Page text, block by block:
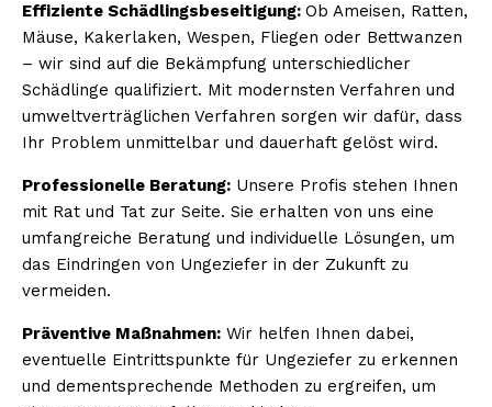
Effiziente Schädlingsbeseitigung: Ob Ameisen, Ratten,
Mäuse, Kakerlaken, Wespen, Fliegen oder Bettwanzen
– wir sind auf die Bekämpfung unterschiedlicher
Schädlinge qualifiziert. Mit modernsten Verfahren und
umweltverträglichen Verfahren sorgen wir dafür, dass
Ihr Problem unmittelbar und dauerhaft gelöst wird.
Professionelle Beratung: Unsere Profis stehen Ihnen
mit Rat und Tat zur Seite. Sie erhalten von uns eine
umfangreiche Beratung und individuelle Lösungen, um
das Eindringen von Ungeziefer in der Zukunft zu
vermeiden.
Präventive Maßnahmen: Wir helfen Ihnen dabei,
eventuelle Eintrittspunkte für Ungeziefer zu erkennen
und dementsprechende Methoden zu ergreifen, um